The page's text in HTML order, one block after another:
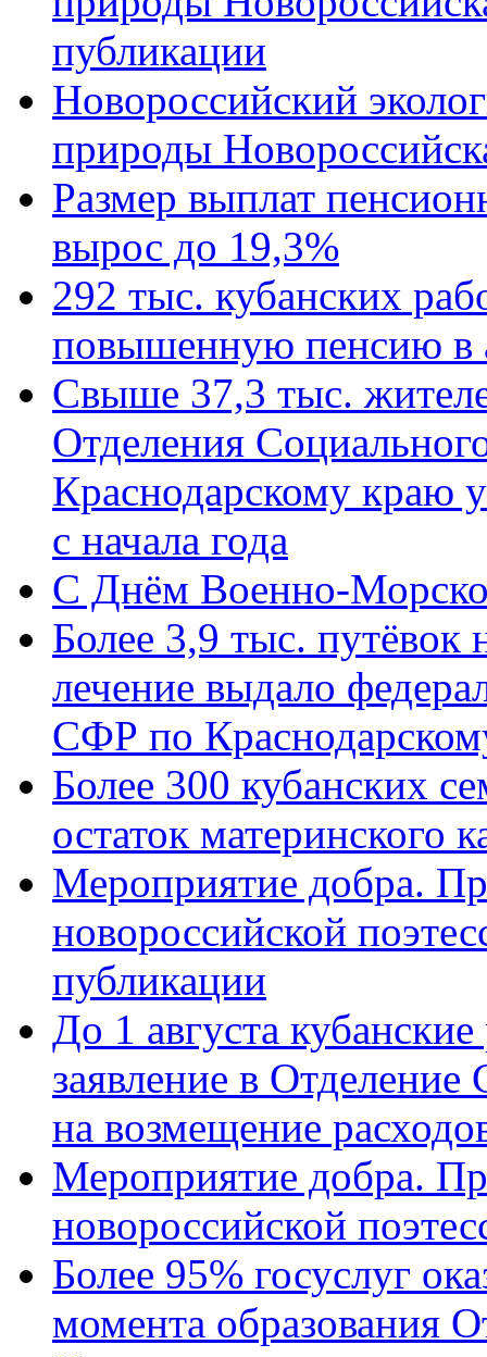
публикации
Новороссийский
природы
Размер выплат
вырос до 19,3%
292 тыс. кубанских
повышенную пенсию в
Свыше 37,3 тыс.
Отделения
Краснодарскому краю
с начала года
C Днём Военно-
Более 3,9 тыс. путёвок
лечение выдало
СФР по
Более 300 кубанских
остаток материнского
Мероприятие добра.
новороссийской
публикации
До 1 августа
заявление в
на возмещение
Мероприятие добра.
новороссийской
Более 95% госуслуг
момента образования